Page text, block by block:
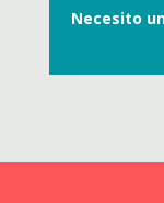
Necesito